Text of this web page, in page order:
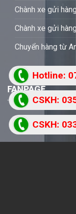
Chành xe gửi
Chành xe gửi
Chuyển hàng từ
FANPAGE
Hotline:
87
CSKH:
CSKH: